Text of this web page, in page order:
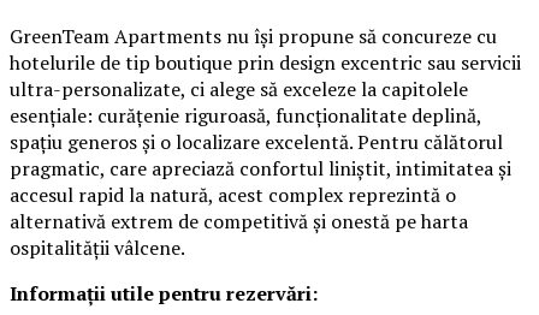
GreenTeam Apartments nu își propune să concureze cu
hotelurile de tip boutique prin design excentric sau servicii
ultra-personalizate, ci alege să exceleze la capitolele
esențiale: curățenie riguroasă, funcționalitate deplină,
spațiu generos și o localizare excelentă. Pentru călătorul
pragmatic, care apreciază confortul liniștit, intimitatea și
accesul rapid la natură, acest complex reprezintă o
alternativă extrem de competitivă și onestă pe harta
ospitalității vâlcene.
Informații utile pentru rezervări: